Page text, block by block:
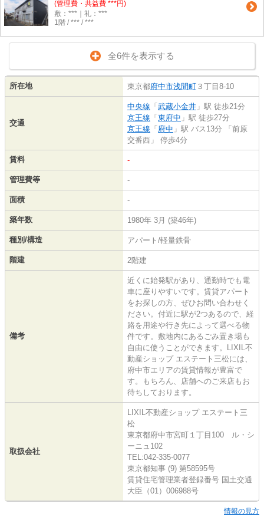
(管理費・共益費 ***円)
敷：***｜礼：***
1階 / *** / ***
全6件を表示する
所在地 東京都府中市浅間町 ３丁目8-10
交通
中央線 「 武蔵小金井 」駅 徒歩21分
京王線 「 東府中 」駅 徒歩27分
京王線 「 府中 」駅 バス13分 「前原
交番西」 停歩4分
賃料 -
管理費等 -
面積 -
築年数 1980年 3月 (築46年)
種別/構造 アパート/軽量鉄骨
階建 2階建
備考
近くに始発駅があり、通勤時でも電
車に座りやすいです。賃貸アパート
をお探しの方、ぜひお問い合わせく
ださい。付近に駅が2つあるので、経
路を用途や行き先によって選べる物
件です。敷地内にあるごみ置き場も
自由に使うことができます。LIXIL不
動産ショップ エステート三松には、
府中市エリアの賃貸情報が豊富で
す。もちろん、店舗へのご来店もお
待ちしております。
取扱会社
LIXIL不動産ショップ エステート三
松
東京都府中市宮町１丁目100 ル・シ
ーニュ102
TEL:042-335-0077
東京都知事 (9) 第58595号
賃貸住宅管理業者登録番号 国土交通
大臣（01）006988号
情報の見方